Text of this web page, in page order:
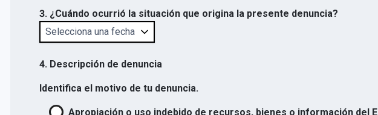
3. ¿Cuándo ocurrió la situación que origina la presente denuncia?
4. Descripción de denuncia
Identifica el motivo de tu denuncia.
Apropiación o uso indebido de recursos, bienes o información del